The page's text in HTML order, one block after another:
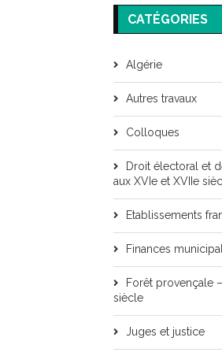
CATÉGORIES
Algérie
Autres travaux
Colloques
Droit électoral et
aux XVIe et XVIIe
Etablissements
Finances
Forêt provençale
siècle
Juges et justice